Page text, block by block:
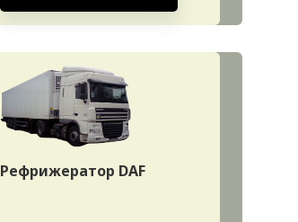
Рефрижератор DAF